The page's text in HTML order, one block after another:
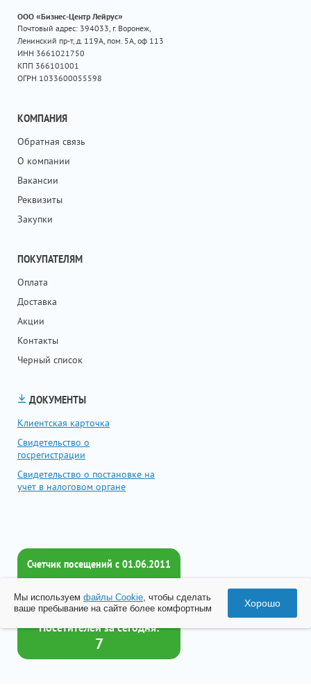
ООО «Бизнес-Центр Лейрус»
Почтовый адрес: 394033, г. Воронеж,
Ленинский пр-т, д. 119А, пом. 5А, оф 113
ИНН 3661021750
КПП 366101001
ОГРН 1033600055598
КОМПАНИЯ
Обратная связь
О компании
Вакансии
Реквизиты
Закупки
ПОКУПАТЕЛЯМ
Оплата
Доставка
Акции
Контакты
Черный список
ДОКУМЕНТЫ
Клиентская карточка
Свидетельство о
госрегистрации
Свидетельство о постановке на
учет в налоговом органе
Счетчик посещений c 01.06.2011
Всего посетителей:
2018288
Посетителей за сегодня:
7
Мы используем файлы Cookie, чтобы сделать
ваше пребывание на сайте более комфортным
Хорошо